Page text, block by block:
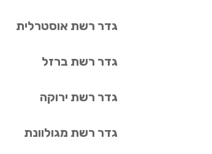
גדר רשת אוסטרלית
גדר רשת ברזל
גדר רשת ירוקה
גדר רשת מגולוונת